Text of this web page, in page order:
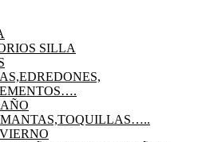
SILLA